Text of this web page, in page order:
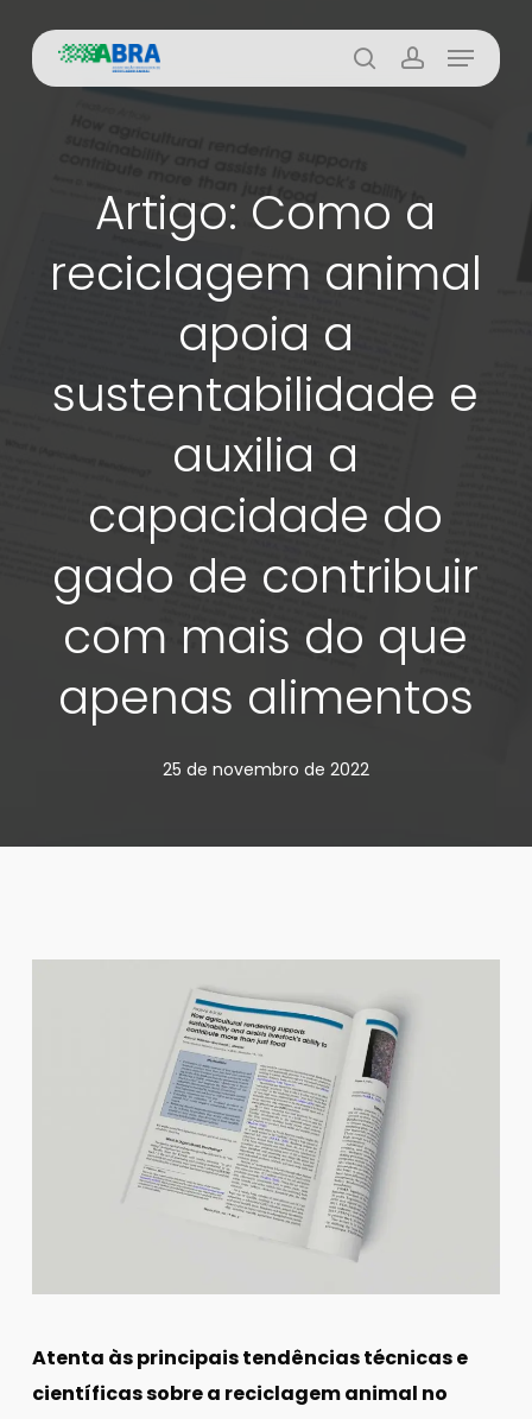
main
buscaaccount
Menu
Artigo: Como a
reciclagem animal
apoia a
sustentabilidade e
auxilia a
capacidade do
gado de contribuir
com mais do que
apenas alimentos
25 de novembro de 2022
Atenta às principais tendências técnicas e
científicas sobre a reciclagem animal no